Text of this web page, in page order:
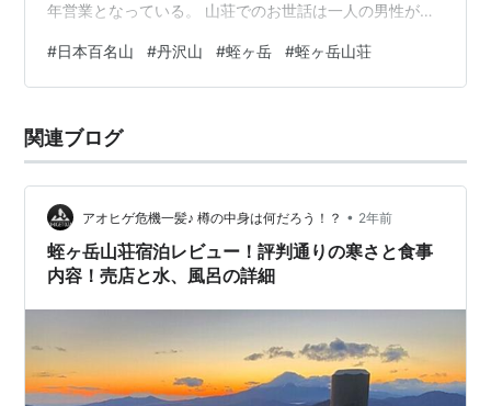
年営業となっている。 山荘でのお世話は一人の男性が切
ろう？ （ホームページを見たら、二人で交代で管理して
いるとのこと） 山荘の入り口を入ると、男女４人が酒盛
た。 「お泊まりですか？」酒盛りの男性に声をかけられ
た。 「そうです」 「入口は向こうのようですよ」 そう
#日本百名山 #丹沢山 #蛭ヶ岳 #蛭ヶ岳山荘
関連ブログ
アオヒゲ危機一髪♪ 樽の中身は何だろう！？ • 2年前
蛭ヶ岳山荘宿泊レビュー！評判通りの寒さと食事
内容！売店と水、風呂の詳細